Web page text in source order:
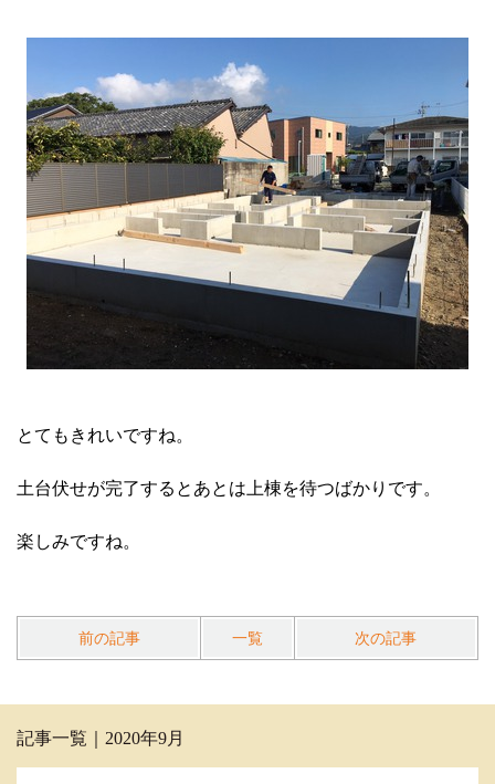
とてもきれいですね。
土台伏せが完了するとあとは上棟を待つばかりです。
楽しみですね。
前の記事 一覧 次の記事
記事一覧｜2020年9月